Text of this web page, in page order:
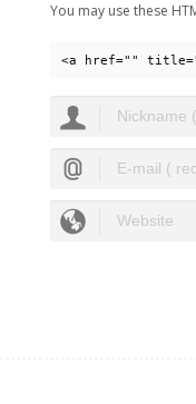
You may use these
<a href=""